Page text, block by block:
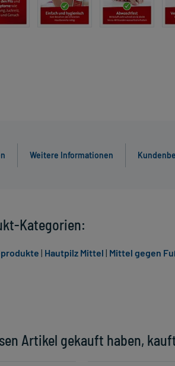
Weitere Informationen
Artikel gekauft haben,
Kategorien:
| Hautpilz Mittel | Mittel gegen